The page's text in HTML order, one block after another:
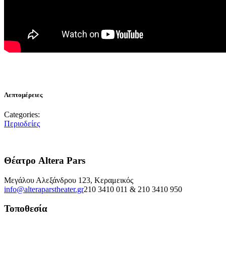
Λεπτομέρειες
Categories:
Περιοδείες
Θέατρο Altera Pars
Μεγάλου Αλεξάνδρου 123, Κεραμεικός
info@alteraparstheater.gr210 3410 011 & 210 3410 950
Τοποθεσία